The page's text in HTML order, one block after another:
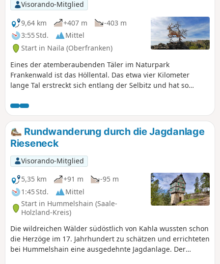
alle Sehenswürdigkeiten miteinander
verbinden.
Visorando-Mitglied
9,64 km
+407 m
-403 m
3:55 Std.
Mittel
Start in Naila (Oberfranken)
Eines der atemberaubenden Täler im Naturpark
Frankenwald ist das Höllental. Das etwa vier Kilometer
lange Tal erstreckt sich entlang der Selbitz und hat so
ausgebauten Pfaden entspannt zum Teufelssteg, dann wird
es wieder urig und abenteuerlich, wenn es hinauf zum
König-David-Aussichtspunkt geht, hinab zum legendären
Hirschsprung oder auf dem Felsenpfad entlang der
Talflanke.
Rundwanderung durch die Jagdanlage
Rieseneck
Visorando-Mitglied
5,35 km
+91 m
-95 m
1:45 Std.
Mittel
Start in Hummelshain (Saale-
Holzland-Kreis)
Die wildreichen Wälder südöstlich von Kahla wussten schon
die Herzöge im 17. Jahrhundert zu schätzen und errichteten
bei Hummelshain eine ausgedehnte Jagdanlage. Der